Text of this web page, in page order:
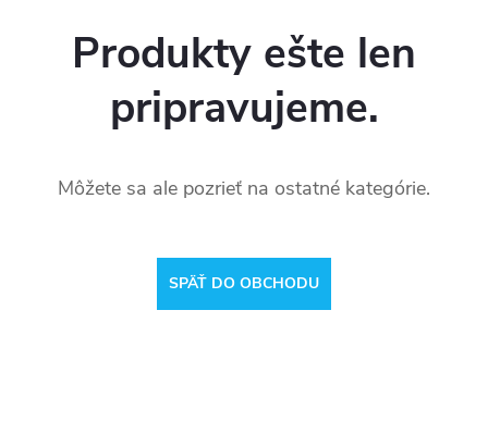
Produkty ešte len
pripravujeme.
Môžete sa ale pozrieť na ostatné kategórie.
SPÄŤ DO OBCHODU